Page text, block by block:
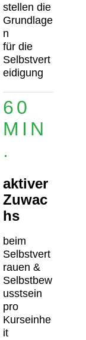
stellen die
Grundlage
n
für die
Selbstvert
eidigung
60
MIN
.
aktiver
Zuwac
hs
beim
Selbstvert
rauen &
Selbstbew
usstsein
pro
Kurseinhe
it